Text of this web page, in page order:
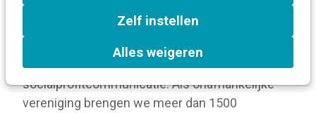
Zelf instellen
Alles weigeren
Wat is Kortom?
Kortom is de vereniging voor overheids- en
socialprofitcommunicatie. Als onafhankelijke
vereniging brengen we meer dan 1500